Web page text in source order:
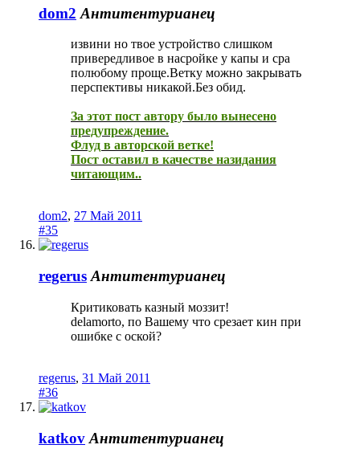
dom2 Антитентурианец
извини но твое устройство слишком
привередливое в насройке у капы и сра
полюбому проще.Ветку можно закрывать
перспективы никакой.Без обид.
За этот пост автору было вынесено
предупреждение.
Флуд в авторской ветке!
Пост оставил в качестве назидания
читающим..
dom2, 27 Май 2011
#35
regerus Антитентурианец
Критиковать казный моззит!
delamorto, по Вашему что срезает кин при
ошибке с оской?
regerus, 31 Май 2011
#36
katkov Антитентурианец